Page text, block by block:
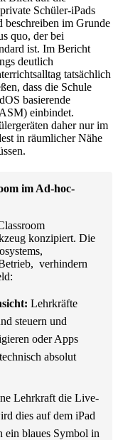
Schüler-iPads
beschreiben im Grunde
quo, der bei
ist. Im Bericht
deutlich
tatsächlich
dass die Schule
basierende
einbindet.
daher nur im
in räumlicher Nähe
im Ad-hoc-
konzipiert. Die
verhindern
Lehrkräfte
steuern und
oder Apps
absolut
Lehrkraft die Live-
dies auf dem iPad
ein blaues Symbol in